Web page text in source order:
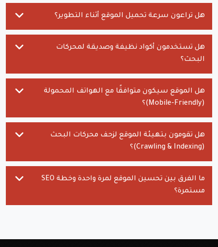
هل تراعون سرعة تحميل الموقع أثناء التطوير؟
هل تستخدمون أكواد نظيفة وصديقة لمحركات
البحث؟
هل الموقع سيكون متوافقًا مع الهواتف المحمولة
(Mobile-Friendly)؟
هل تقومون بتهيئة الموقع لزحف محركات البحث
(Crawling & Indexing)؟
ما الفرق بين تحسين الموقع لمرة واحدة وخطة SEO
مستمرة؟